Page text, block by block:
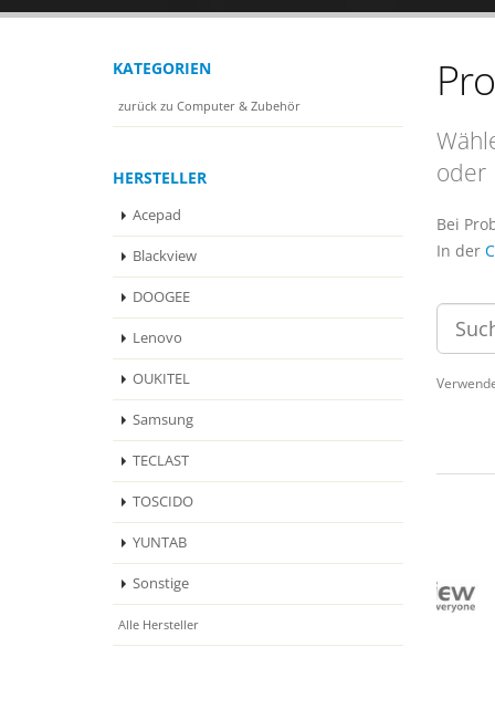
KATEGORIEN
zurück zu Computer & Zubehör
HERSTELLER
Acepad
Blackview
DOOGEE
Lenovo
OUKITEL
Samsung
TECLAST
TOSCIDO
YUNTAB
Sonstige
Alle Hersteller
oder
Bei
In der